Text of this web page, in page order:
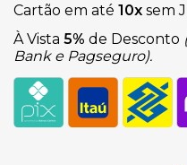
Cartão em até 10x sem
À Vista 5% de Desconto
Bank e Pagseguro).